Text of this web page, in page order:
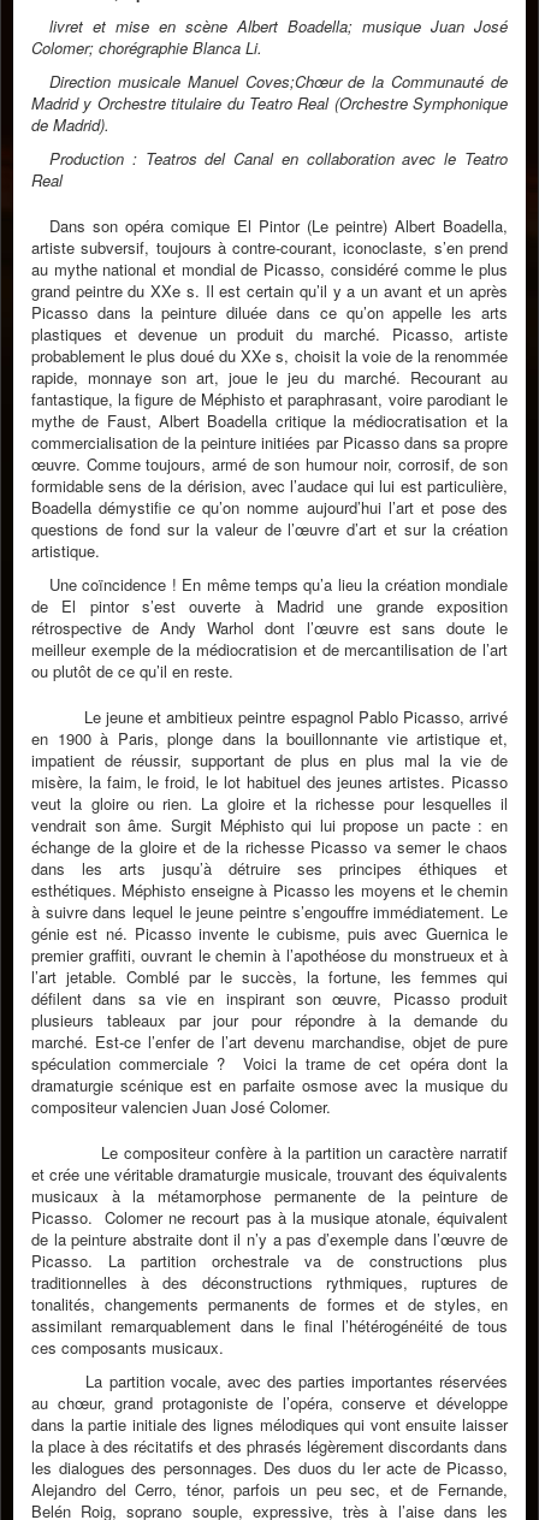
livret et mise en scène Albert Boadella; musique Juan José
Colomer; chorégraphie Blanca Li.
Direction musicale Manuel Coves;Chœur de la Communauté de
Madrid y Orchestre titulaire du Teatro Real (Orchestre Symphonique
de Madrid).
Production : Teatros del Canal en collaboration avec le Teatro
Real
Dans son opéra comique El Pintor (Le peintre) Albert Boadella,
artiste subversif, toujours à contre-courant, iconoclaste, s’en prend
au mythe national et mondial de Picasso, considéré comme le plus
grand peintre du XXe s. Il est certain qu’il y a un avant et un après
Picasso dans la peinture diluée dans ce qu’on appelle les arts
plastiques et devenue un produit du marché. Picasso, artiste
probablement le plus doué du XXe s, choisit la voie de la renommée
rapide, monnaye son art, joue le jeu du marché. Recourant au
fantastique, la figure de Méphisto et paraphrasant, voire parodiant le
mythe de Faust, Albert Boadella critique la médiocratisation et la
commercialisation de la peinture initiées par Picasso dans sa propre
œuvre. Comme toujours, armé de son humour noir, corrosif, de son
formidable sens de la dérision, avec l’audace qui lui est particulière,
Boadella démystifie ce qu’on nomme aujourd’hui l’art et pose des
questions de fond sur la valeur de l’œuvre d’art et sur la création
artistique.
Une coïncidence ! En même temps qu’a lieu la création mondiale
de El pintor s’est ouverte à Madrid une grande exposition
rétrospective de Andy Warhol dont l’œuvre est sans doute le
meilleur exemple de la médiocratision et de mercantilisation de l’art
ou plutôt de ce qu’il en reste.
Le jeune et ambitieux peintre espagnol Pablo Picasso, arrivé
en 1900 à Paris, plonge dans la bouillonnante vie artistique et,
impatient de réussir, supportant de plus en plus mal la vie de
misère, la faim, le froid, le lot habituel des jeunes artistes. Picasso
veut la gloire ou rien. La gloire et la richesse pour lesquelles il
vendrait son âme. Surgit Méphisto qui lui propose un pacte : en
échange de la gloire et de la richesse Picasso va semer le chaos
dans les arts jusqu’à détruire ses principes éthiques et
esthétiques. Méphisto enseigne à Picasso les moyens et le chemin
à suivre dans lequel le jeune peintre s’engouffre immédiatement. Le
génie est né. Picasso invente le cubisme, puis avec Guernica le
premier graffiti, ouvrant le chemin à l’apothéose du monstrueux et à
l’art jetable. Comblé par le succès, la fortune, les femmes qui
défilent dans sa vie en inspirant son œuvre, Picasso produit
plusieurs tableaux par jour pour répondre à la demande du
marché. Est-ce l’enfer de l’art devenu marchandise, objet de pure
spéculation commerciale ? Voici la trame de cet opéra dont la
dramaturgie scénique est en parfaite osmose avec la musique du
compositeur valencien Juan José Colomer.
Le compositeur confère à la partition un caractère narratif
et crée une véritable dramaturgie musicale, trouvant des équivalents
musicaux à la métamorphose permanente de la peinture de
Picasso. Colomer ne recourt pas à la musique atonale, équivalent
de la peinture abstraite dont il n’y a pas d’exemple dans l’œuvre de
Picasso. La partition orchestrale va de constructions plus
traditionnelles à des déconstructions rythmiques, ruptures de
tonalités, changements permanents de formes et de styles, en
assimilant remarquablement dans le final l’hétérogénéité de tous
ces composants musicaux.
La partition vocale, avec des parties importantes réservées
au chœur, grand protagoniste de l’opéra, conserve et développe
dans la partie initiale des lignes mélodiques qui vont ensuite laisser
la place à des récitatifs et des phrasés légèrement discordants dans
les dialogues des personnages. Des duos du Ier acte de Picasso,
Alejandro del Cerro, ténor, parfois un peu sec, et de Fernande,
Belén Roig, soprano souple, expressive, très à l’aise dans les